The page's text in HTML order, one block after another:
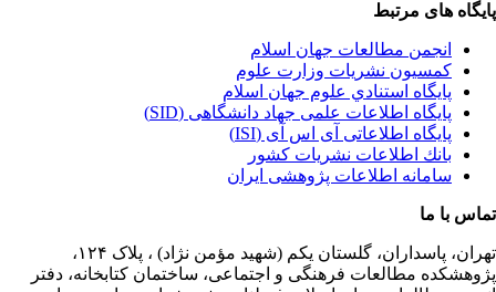
های مرتبط
انجمن مطالعات جهان اسلام
کمسیون نشریات وزارت علوم
پايگاه استنادي علوم جهان اسلام
پایگاه اطلاعات علمی جهاد دانشگاهی (SID)
پایگاه اطلاعاتی آی اس آی (ISI)
بانك اطلاعات نشريات كشور
سامانه اطلاعات پژوهشی ایران
با ما
پاسداران، گلستان یکم (شهید مؤمن نژاد) ، پلاک ۱۲۴،
مطالعات فرهنگی و اجتماعی، ساختمان کتابخانه، دفتر